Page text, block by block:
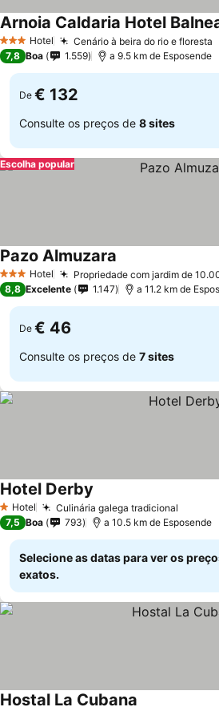
3 EstrelasHotel Cenário à beira do rio e floresta
Arnoia Caldaria Hotel
7,8 Boa 1.559 a 9.5 km de Esposende
De € 132
Consulte os preços de 8 sites
Escolha popular
3 EstrelasHotel Propriedade com jardim de
Pazo Almuzara
8,8 Excelente 1.147 a 11.2 km de
De € 46
Consulte os preços de 7 sites
1 Estrelas
Hotel Culinária galega tradicional
Hotel Derby
7,5 Boa 793 a 10.5 km de Esposende
Selecione as datas para ver os
exatos.
Hostal La Cubana